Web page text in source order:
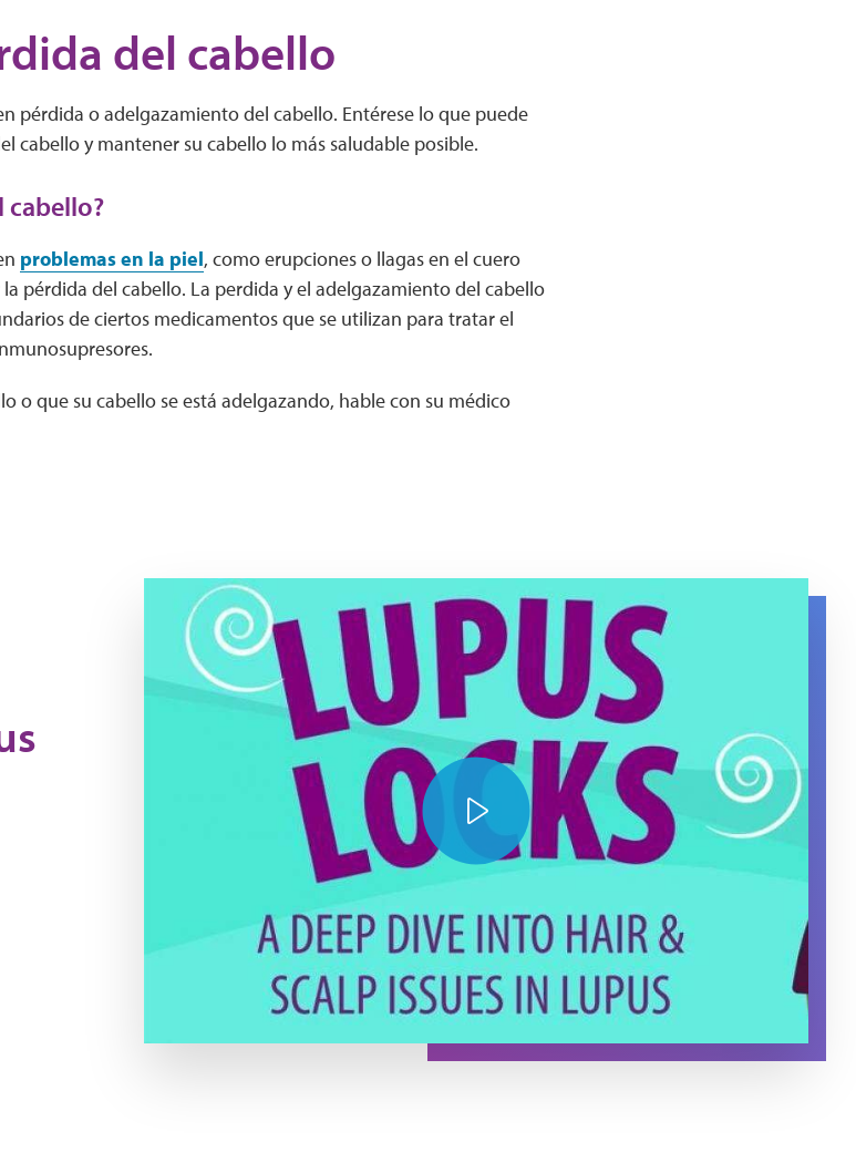
del cabello
pérdida o adelgazamiento del cabello. Entérese lo que puede
cabello y mantener su cabello lo más saludable posible.
cabello?
problemas en la piel, como erupciones o llagas en el cuero
pérdida del cabello. La perdida y el adelgazamiento del cabello
de ciertos medicamentos que se utilizan para tratar el
o que su cabello se está adelgazando, hable con su médico
YouTube Thumbnail Lupus Locks